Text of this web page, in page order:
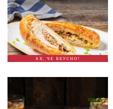
АХ, ЧЕ ВКУСНО!